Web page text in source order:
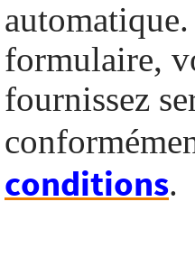
formulaire,
fournissez
conditions.